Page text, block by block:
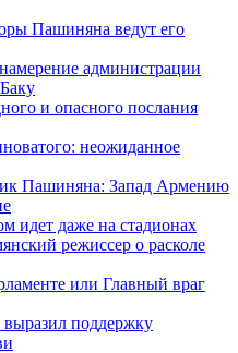
Пашиняна ведут его
администрации
и опасного послания
неожиданное
Пашиняна: Запад Армению
идет даже на стадионах
режиссер о расколе
или Главный враг
поддержку